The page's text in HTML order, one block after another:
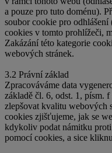
a pouze pro tuto doménu).
soubor cookie pro
cookies v tomto prohlížeči,
Zakázání této kategorie
webových stránek.
3.2 Právní základ
Zpracováváme data
základě čl. 6, odst. 1, písm.
zlepšovat kvalitu webových
cookies zjišťujeme, jak se
kdykoliv podat námitku
pomocí cookies, a sice